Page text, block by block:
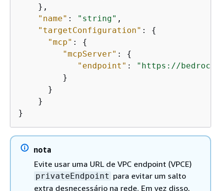
    },
"name" : "string" ,
"targetConfiguration" : {
"mcp" : {
"mcpServer" : {
"endpoint" :
"https://bedrock-
         }
      }
    }
}
nota
Evite usar uma URL de VPC endpoint (VPCE)
privateEndpoint para evitar um salto
extra desnecessário na rede. Em vez disso,